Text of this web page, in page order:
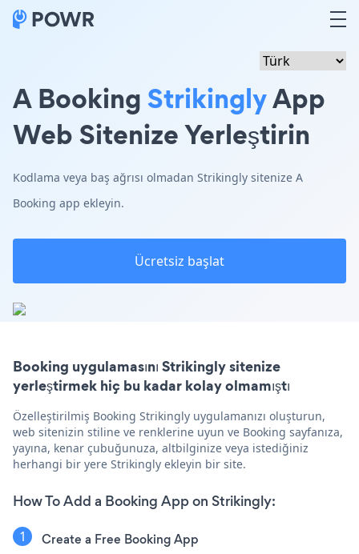
A BookingStrikinglyApp
Web Sitenize Yerleştirin
Kodlama veya baş ağrısı olmadan Strikingly sitenize A
Booking app ekleyin.
Ücretsiz başlat
Booking uygulamasını Strikingly sitenize
yerleştirmek hiç bu kadar kolay olmamıştı
Özelleştirilmiş Booking Strikingly uygulamanızı oluşturun,
web sitenizin stiline ve renklerine uyun ve Booking sayfanıza,
yayına, kenar çubuğunuza, altbilginize veya istediğiniz
herhangi bir yere Strikingly ekleyin bir site.
How To Add a Booking App on Strikingly:
Create a Free Booking App